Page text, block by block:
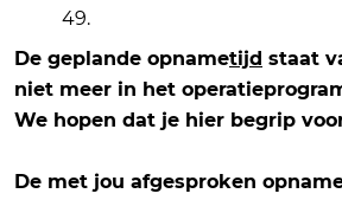
49.
De geplande opnametijd staat
niet meer in het
We hopen dat je hier begrip
De met jou afgesproken